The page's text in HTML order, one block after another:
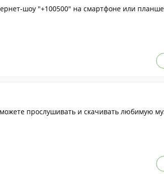
шоу "+100500" на смартфоне или
прослушивать и скачивать любимую